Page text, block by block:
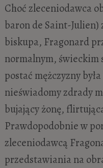
Choć zleceniodawca
baron de Saint-Julien)
biskupa, Fragonard
normalnym, świeckim
postać mężczyzny
nieświadomy zdrady
bujający żonę,
Prawdopodobnie w
zleceniodawcą
przedstawiania na